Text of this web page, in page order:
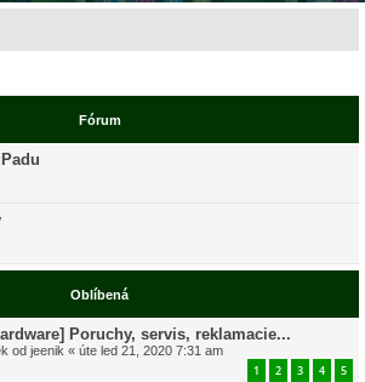
Fórum
Oblíbená
Poruchy, servis, reklamacie...
od jeenik « úte led 21, 2020 7:31 am
1 2 3 4 5